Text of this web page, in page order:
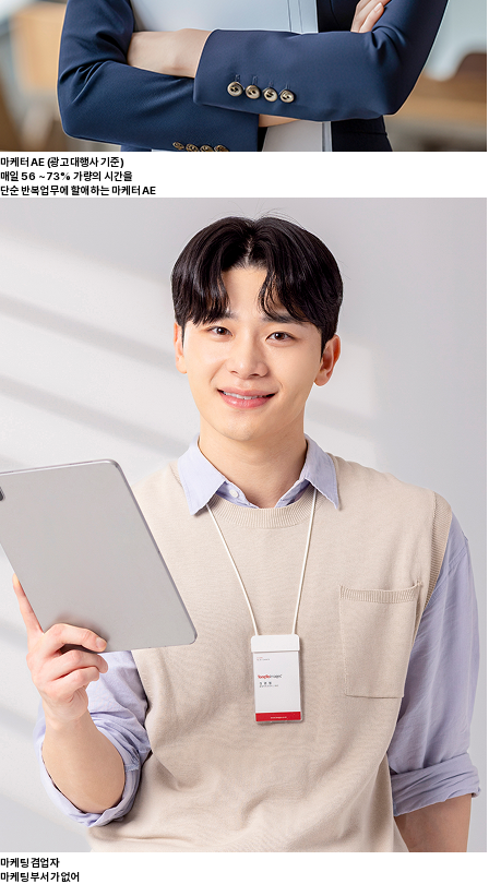
마케터 AE (광고대행사 기준)
매일 56 ~73% 가량의 시간을
단순 반복업무에 할애하는 마케터 AE
마케팅 겸업자
마케팅 부서가 없어